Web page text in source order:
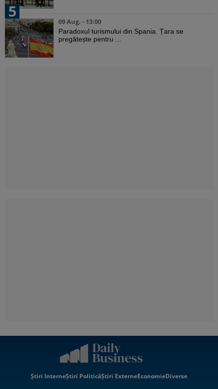
5
09 Aug. - 13:00
Paradoxul turismului din Spania. Țara se
pregătește pentru ...
Știri InterneȘtiri PoliticăȘtiri ExterneEconomieDiverse